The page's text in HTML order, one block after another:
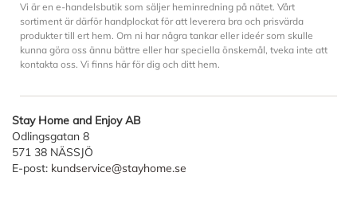
Vi är en e-handelsbutik som säljer heminredning på nätet. Vårt
sortiment är därför handplockat för att leverera bra och prisvärda
produkter till ert hem. Om ni har några tankar eller ideér som skulle
kunna göra oss ännu bättre eller har speciella önskemål, tveka inte att
kontakta oss. Vi finns här för dig och ditt hem.
Stay Home and Enjoy AB
Odlingsgatan 8
571 38 NÄSSJÖ
E-post: kundservice@stayhome.se